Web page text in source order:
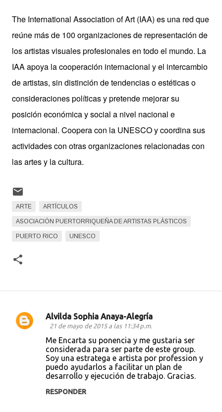
The International Association of Art (IAA) es una red que
reúne más de 100 organizaciones de representación de
los artistas visuales profesionales en todo el mundo. La
IAA apoya la cooperación internacional y el intercambio
de artistas, sin distinción de tendencias o estéticas o
consideraciones políticas y pretende mejorar su
posición económica y social a nivel nacional e
internacional. Coopera con la UNESCO y coordina sus
actividades con otras organizaciones relacionadas con
las artes y la cultura.
ARTE ARTÍCULOS
ASOCIACIÓN PUERTORRIQUEÑA DE ARTISTAS PLÁSTICOS
PUERTO RICO UNESCO
C
Alvilda Sophia Anaya-Alegría
21 de mayo de 2015 a las 11:34 p.m.
Me Encarta su ponencia y me gustaria ser
considerada para ser parte de este group.
Soy una estratega e artista por profession y
puedo ayudarlos a facilitar un plan de
desarrollo y ejecución de trabajo. Gracias.
RESPONDER